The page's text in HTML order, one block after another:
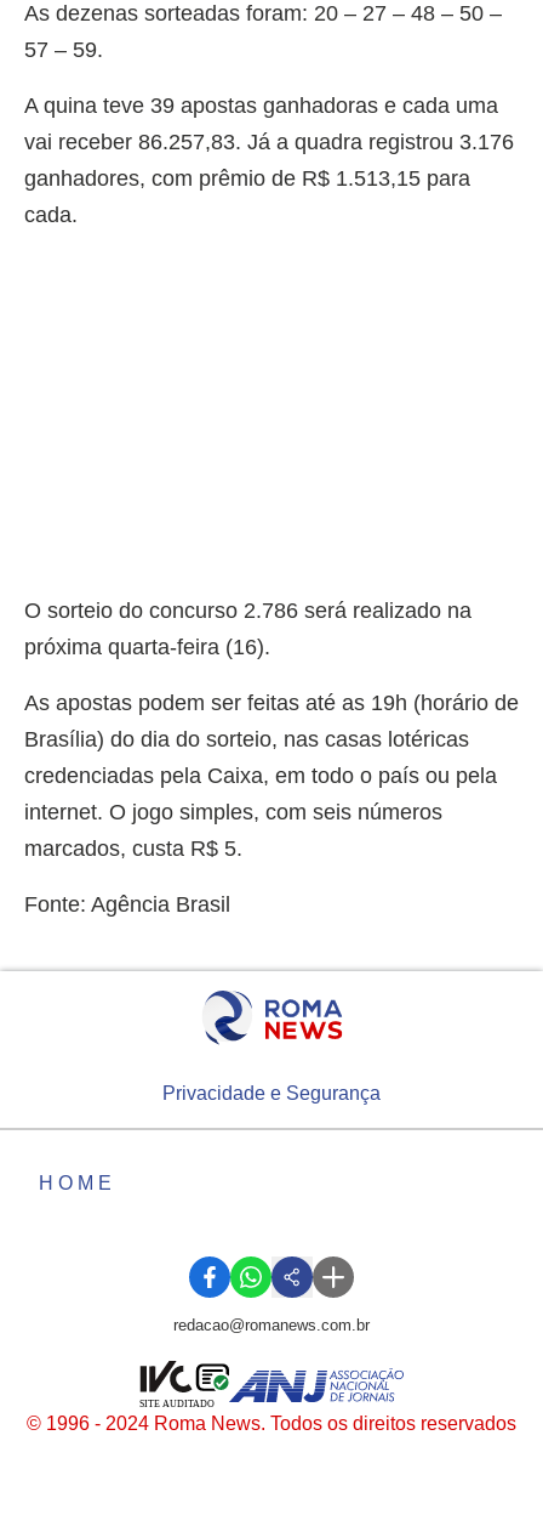
As dezenas sorteadas foram: 20 – 27 – 48 – 50 –
57 – 59.
A quina teve 39 apostas ganhadoras e cada uma
vai receber 86.257,83. Já a quadra registrou 3.176
ganhadores, com prêmio de R$ 1.513,15 para
cada.
O sorteio do concurso 2.786 será realizado na
próxima quarta-feira (16).
As apostas podem ser feitas até as 19h (horário de
Brasília) do dia do sorteio, nas casas lotéricas
credenciadas pela Caixa, em todo o país ou pela
internet. O jogo simples, com seis números
marcados, custa R$ 5.
Fonte: Agência Brasil
Privacidade e Segurança
HOME
redacao@romanews.com.br
© 1996 - 2024 Roma News. Todos os direitos reservados
SITE AUDITADO